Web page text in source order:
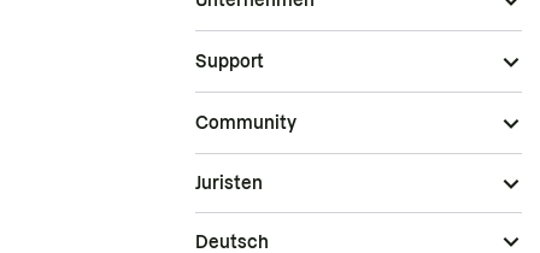
Support
Community
Juristen
Deutsch